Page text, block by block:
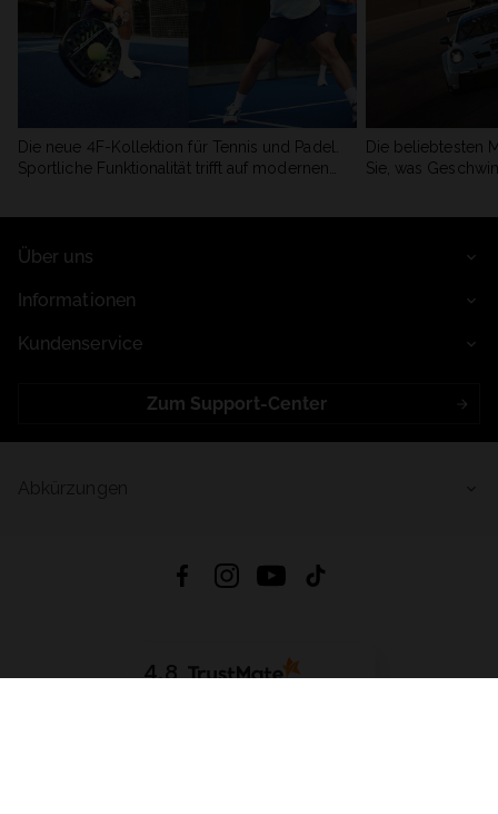
Die neue 4F-Kollektion für Tennis und Padel.
Sportliche Funktionalität trifft auf modernen
Die beliebtesten
Sie, was
Über uns
Informationen
Kundenservice
Zum Support-Center
4.8